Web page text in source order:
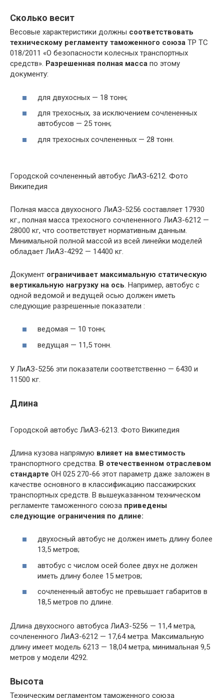
Сколько весит
Весовые характеристики должны соответствовать
техническому регламенту таможенного союза ТР ТС
018/2011 «О безопасности колесных транспортных
средств». Разрешенная полная масса по этому
документу:
для двухосных — 18 тонн;
для трехосных, за исключением сочлененных
автобусов — 25 тонн;
для трехосных сочлененных — 28 тонн.
Городской сочлененный автобус ЛиАЗ-6212. Фото
Википедия
Полная масса двухосного ЛиАЗ-5256 составляет 17930
кг., полная масса трехосного сочлененного ЛиАЗ-6212 —
28000 кг, что соответствует нормативным данным.
Минимальной полной массой из всей линейки моделей
обладает ЛиАЗ-4292 — 14400 кг.
Документ ограничивает максимальную статическую
вертикальную нагрузку на ось. Например, автобус с
одной ведомой и ведущей осью должен иметь
следующие разрешенные показатели :
ведомая — 10 тонн;
ведущая — 11,5 тонн.
У ЛиАЗ-5256 эти показатели соответственно — 6430 и
11500 кг.
Длина
Городской автобус ЛиАЗ-6213. Фото Википедия
Длина кузова напрямую влияет на вместимость
транспортного средства. В отечественном отраслевом
стандарте ОН 025 270-66 этот параметр даже заложен в
качестве основного в классификацию пассажирских
транспортных средств. В вышеуказанном техническом
регламенте таможенного союза приведены
следующие ограничения по длине:
двухосный автобус не должен иметь длину более
13,5 метров;
автобус с числом осей более двух не должен
иметь длину более 15 метров;
сочлененный автобус не превышает габаритов в
18,5 метров по длине.
Длина двухосного автобуса ЛиАЗ-5256 — 11,4 метра,
сочлененного ЛиАЗ-6212 — 17,64 метра. Максимальную
длину имеет модель 6213 — 18,04 метра, минимальная 9,5
метров у модели 4292.
Высота
Техническим регламентом таможенного союза